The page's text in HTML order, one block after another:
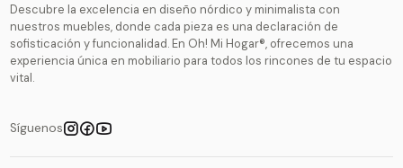
Descubre la excelencia en diseño nórdico y minimalista con
nuestros muebles, donde cada pieza es una declaración de
sofisticación y funcionalidad. En Oh! Mi Hogar®, ofrecemos una
experiencia única en mobiliario para todos los rincones de tu espacio
vital.
Síguenos